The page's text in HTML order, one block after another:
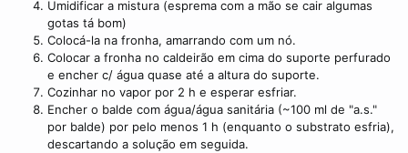
Umidificar a mistura (esprema com a mão se cair algumas
gotas tá bom)
Colocá-la na fronha, amarrando com um nó.
Colocar a fronha no caldeirão em cima do suporte perfurado
e encher c/ água quase até a altura do suporte.
Cozinhar no vapor por 2 h e esperar esfriar.
Encher o balde com água/água sanitária (~100 ml de "a.s."
por balde) por pelo menos 1 h (enquanto o substrato esfria),
descartando a solução em seguida.